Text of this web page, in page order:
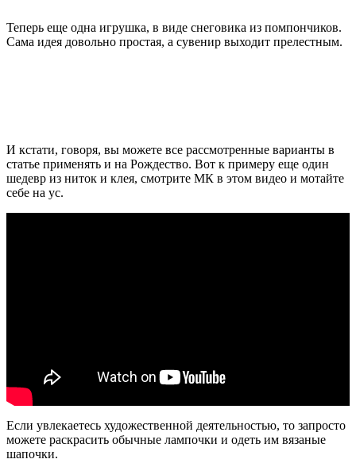
Теперь еще одна игрушка, в виде снеговика из помпончиков.
Сама идея довольно простая, а сувенир выходит прелестным.
И кстати, говоря, вы можете все рассмотренные варианты в
статье применять и на Рождество. Вот к примеру еще один
шедевр из ниток и клея, смотрите МК в этом видео и мотайте
себе на ус.
Если увлекаетесь художественной деятельностью, то запросто
можете раскрасить обычные лампочки и одеть им вязаные
шапочки.